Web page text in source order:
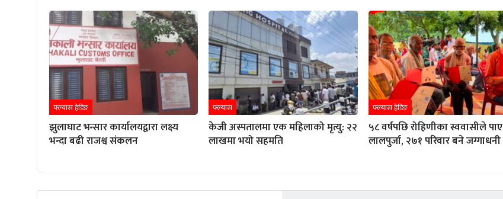
फ्ल्यास हेडिङ
झुलाघाट भन्सार कार्यालयद्वारा लक्ष्य
भन्दा बढी राजश्व संकलन
फ्ल्यास
केजी अस्पतालमा एक महिलाको मृत्यु: २२
लाखमा भयो सहमति
फ्ल्यास हेडिङ
५८ वर्षपछि रोहिणीका स्ववासीले पाए
लालपुर्जा, २७१ परिवार बने जग्गाधनी